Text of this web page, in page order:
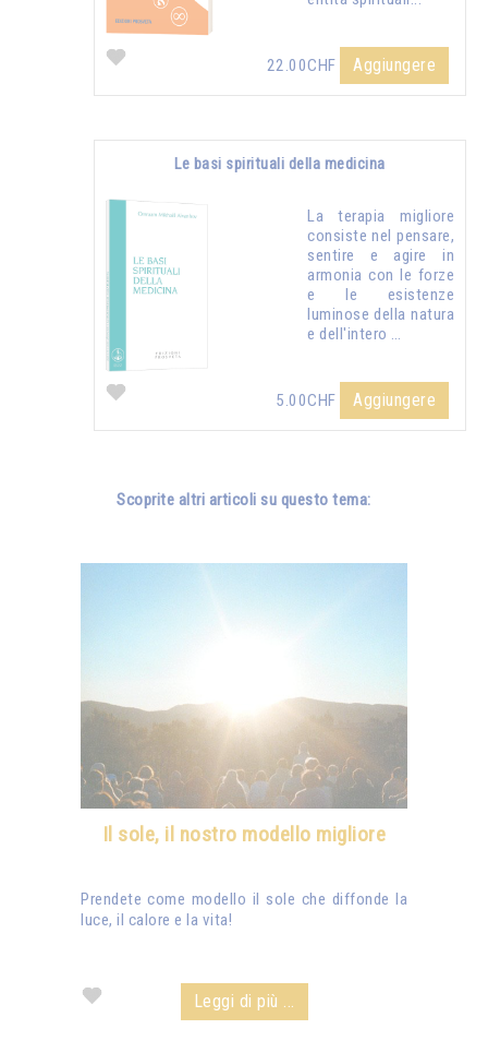
22.00CHF Aggiungere
Le basi spirituali della medicina
La terapia migliore
consiste nel pensare,
sentire e agire in
armonia con le forze
e le esistenze
luminose della natura
e dell'intero …
5.00CHF Aggiungere
Scoprite altri articoli su questo tema:
Il sole, il nostro modello migliore
Prendete come modello il sole che diffonde la
luce, il calore e la vita!
Leggi di più ...